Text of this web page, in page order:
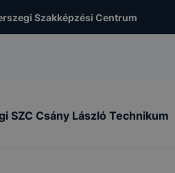
Szakképzési Centrum
SZC Csány László Technikum